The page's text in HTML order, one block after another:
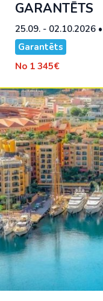
GARANTĒTS
25.09. - 02.10.2026
Garantēts
No 1 345€